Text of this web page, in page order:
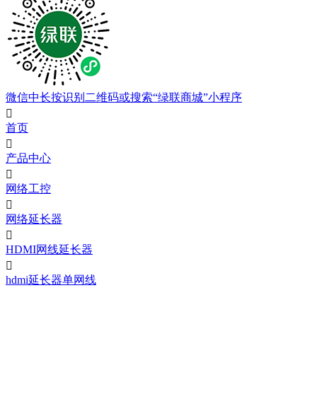
微信中长按识别二维码或搜索“绿联商城”小程序

首页

产品中心

网络工控

网络延长器

HDMI网线延长器

hdmi延长器单网线